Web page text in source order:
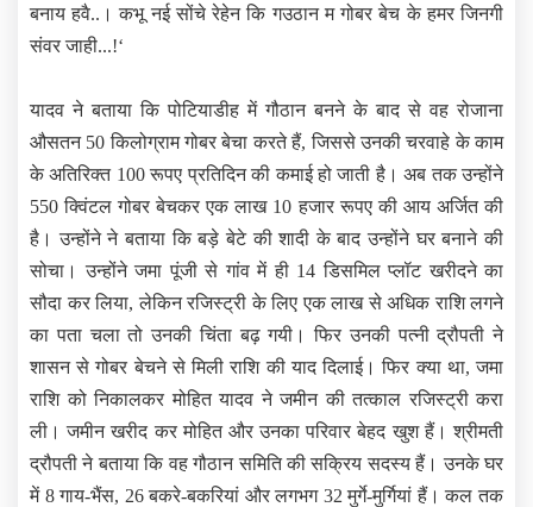
बनाय हवै..। कभू नई सोंचे रेहेन कि गउठान म गोबर बेच के हमर जिनगी
संवर जाही...!‘
यादव ने बताया कि पोटियाडीह में गौठान बनने के बाद से वह रोजाना
औसतन 50 किलोग्राम गोबर बेचा करते हैं, जिससे उनकी चरवाहे के काम
के अतिरिक्त 100 रूपए प्रतिदिन की कमाई हो जाती है। अब तक उन्होंने
550 क्विंटल गोबर बेचकर एक लाख 10 हजार रूपए की आय अर्जित की
है। उन्होंने ने बताया कि बड़े बेटे की शादी के बाद उन्होंने घर बनाने की
सोचा। उन्होंने जमा पूंजी से गांव में ही 14 डिसमिल प्लॉट खरीदने का
सौदा कर लिया, लेकिन रजिस्ट्री के लिए एक लाख से अधिक राशि लगने
का पता चला तो उनकी चिंता बढ़ गयी। फिर उनकी पत्नी द्रौपती ने
शासन से गोबर बेचने से मिली राशि की याद दिलाई। फिर क्या था, जमा
राशि को निकालकर मोहित यादव ने जमीन की तत्काल रजिस्ट्री करा
ली। जमीन खरीद कर मोहित और उनका परिवार बेहद खुश हैं। श्रीमती
द्रौपती ने बताया कि वह गौठान समिति की सक्रिय सदस्य हैं। उनके घर
में 8 गाय-भैंस, 26 बकरे-बकरियां और लगभग 32 मुर्गे-मुर्गियां हैं। कल तक